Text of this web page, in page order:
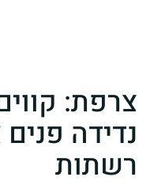
צרפת:
נדידה
רשתות